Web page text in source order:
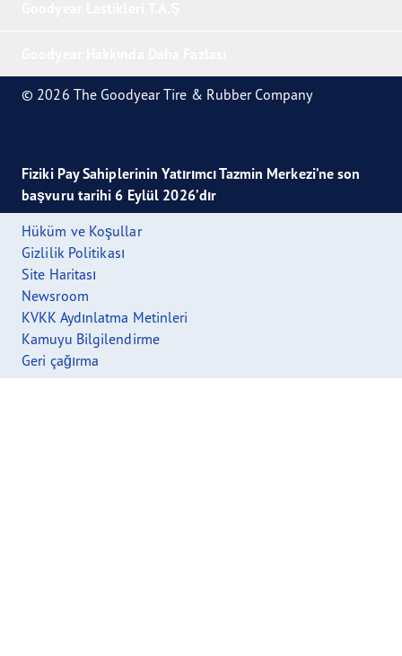
© 2026 The Goodyear Tire & Rubber Company
Fiziki Pay Sahiplerinin Yatırımcı Tazmin Merkezi’ne son
başvuru tarihi 6 Eylül 2026’dır
Hüküm ve Koşullar
Gizlilik Politikası
Site Haritası
Newsroom
KVKK Aydınlatma Metinleri
Kamuyu Bilgilendirme
Geri çağırma